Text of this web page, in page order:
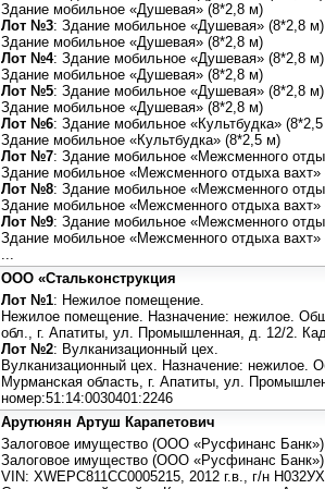
Здание мобильное «Душевая» (8*2,8 м)
Лот №3: Здание мобильное «Душевая» (8*2,8 м)
Здание мобильное «Душевая» (8*2,8 м)
Лот №4: Здание мобильное «Душевая» (8*2,8 м)
Здание мобильное «Душевая» (8*2,8 м)
Лот №5: Здание мобильное «Душевая» (8*2,8 м)
Здание мобильное «Душевая» (8*2,8 м)
Лот №6: Здание мобильное «Культбудка»
Здание мобильное «Культбудка» (8*2,5 м)
Лот №7: Здание мобильное «Межсменного
Здание мобильное «Межсменного отдыха
Лот №8: Здание мобильное «Межсменного
Здание мобильное «Межсменного отдыха
Лот №9: Здание мобильное «Межсменного
Здание мобильное «Межсменного отдыха
ООО «Стальконструкция
Лот №1: Нежилое помещение.
Нежилое помещение. Назначение: нежилое.
обл., г. Апатиты, ул. Промышленная, д. 12/2.
Лот №2: Вулканизационный цех.
Вулканизационный цех. Назначение:
Мурманская область, г. Апатиты, ул.
номер:51:14:0030401:2246
Арутюнян Артуш Карапетович
Залоговое имущество (ООО «Русфинанс
Залоговое имущество (ООО «Русфинанс
VIN: XWEPC811CC0005215, 2012 г.в., г/н